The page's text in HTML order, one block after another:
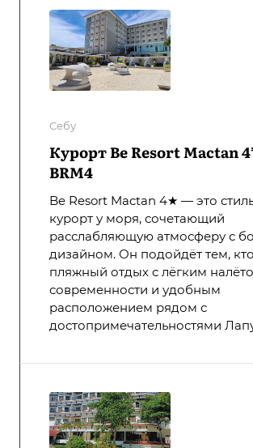
Себу
Курорт Be Resort Mactan
BRM4
Be Resort Mactan 4★ — это
курорт у моря, сочетающий
расслабляющую атмосферу с
дизайном. Он подойдёт тем,
пляжный отдых с лёгким
современности и удобным
расположением рядом с
достопримечательностями